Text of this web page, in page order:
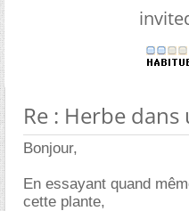
Re : Herbe
Bonjour,
En essayant quand
cette plante,